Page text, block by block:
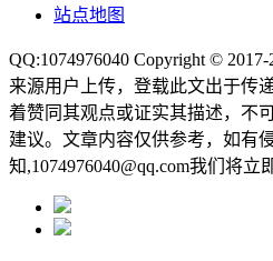
站点地图
QQ:1074976040 Copyright © 2017-
来源用户上传，登载此文出于传
着赞同其观点或证实其描述，不
建议。文章内容仅供参考，如有
知,1074976040@qq.com我们将立